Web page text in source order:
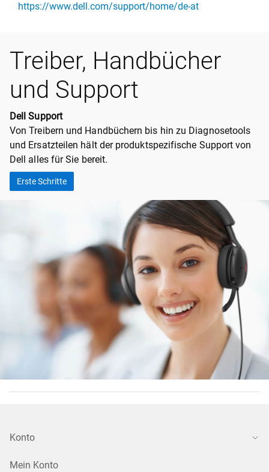
https://www.dell.com/support/home/de-at
Treiber, Handbücher
und Support
Dell Support
Von Treibern und Handbüchern bis hin zu Diagnosetools
und Ersatzteilen hält der produktspezifische Support von
Dell alles für Sie bereit.
Erste Schritte
Konto
Mein Konto